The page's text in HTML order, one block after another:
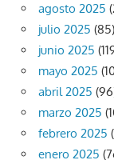
agosto 2025
julio 2025 (85)
junio 2025
mayo 2025
abril 2025
marzo 2025
febrero 2025
enero 2025